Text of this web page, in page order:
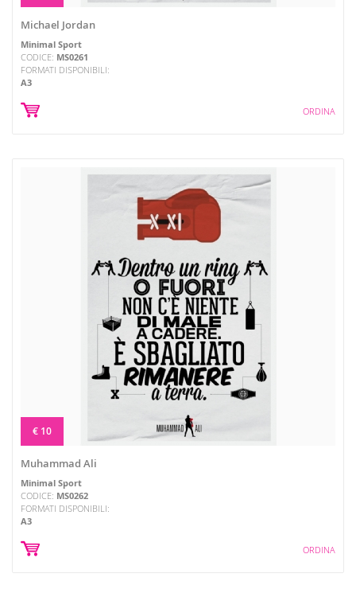
Michael Jordan
Minimal Sport
CODICE: MS0261
FORMATI DISPONIBILI:
A3
ORDINA
€ 10
Muhammad Ali
Minimal Sport
CODICE: MS0262
FORMATI DISPONIBILI:
A3
ORDINA